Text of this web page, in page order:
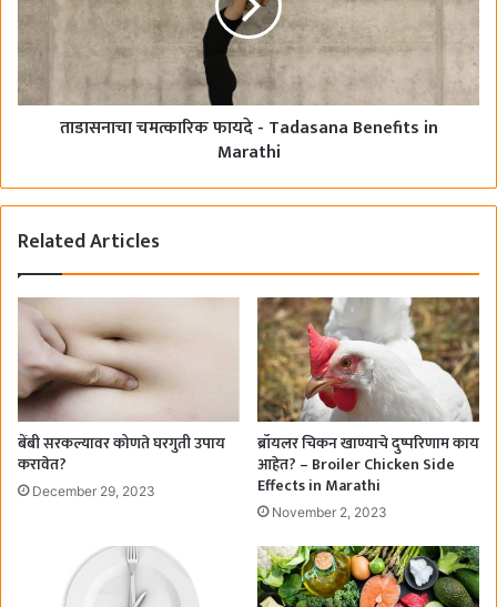
ताडासनाचा चमत्कारिक फायदे - Tadasana Benefits in
Marathi
Related Articles
बेंबी सरकल्यावर कोणते घरगुती उपाय
करावेत?
December 29, 2023
ब्रॉयलर चिकन खाण्याचे दुष्परिणाम काय
आहेत? – Broiler Chicken Side
Effects in Marathi
November 2, 2023